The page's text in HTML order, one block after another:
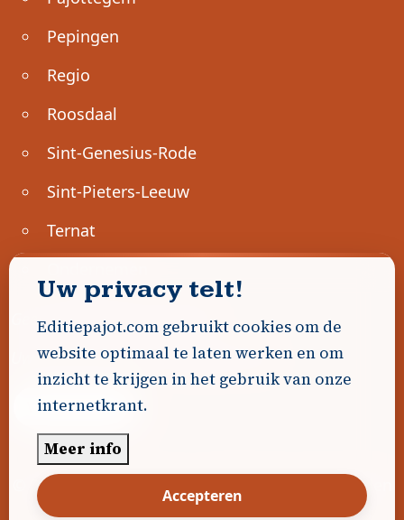
Pepingen
Regio
Roosdaal
Sint-Genesius-Rode
Sint-Pieters-Leeuw
Ternat
Geen advertenties gevonden.
Uw advertentie hier? Contacteer ons!
Word Partner!
© 2026 Editiepajot.com
Algemene voorwaarden
|Disclaimer Privacybeleid Cookiebeleid|
Uw privacy telt!
Editiepajot.com gebruikt cookies om de
website optimaal te laten werken en om
inzicht te krijgen in het gebruik van onze
internetkrant.
Meer info
Accepteren